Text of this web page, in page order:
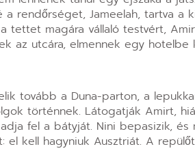
rendőrséget, Jameelah, tartva a
tettet magára vállaló testvért,
az utcára, elmennek egy hotelbe
tovább a Duna-parton, a
történnek. Látogatják Amirt,
fel a bátyját. Nini bepasizik, és
kell hagyniuk Ausztriát. A